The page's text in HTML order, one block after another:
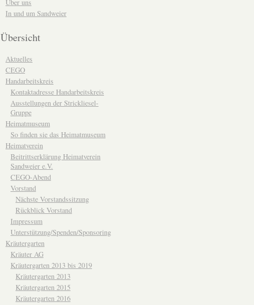
Über uns
In und um Sandweier
Übersicht
Aktuelles
CEGO
Handarbeitskreis
Kontaktadresse Handarbeitskreis
Ausstellungen der Strickliesel-
Gruppe
Heimatmuseum
So finden sie das Heimatmuseum
Heimatverein
Beitrittserklärung Heimatverein
Sandweier e.V.
CEGO-Abend
Vorstand
Nächste Vorstandssitzung
Rückblick Vorstand
Impressum
Unterstützung/Spenden/Sponsoring
Kräutergarten
Kräuter AG
Kräutergarten 2013 bis 2019
Kräutergarten 2013
Kräutergarten 2015
Kräutergarten 2016